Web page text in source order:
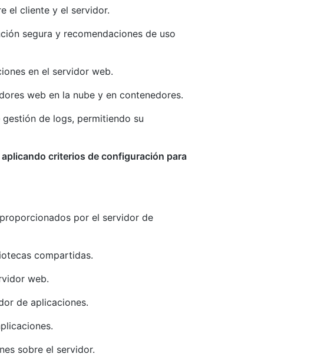
el cliente y el servidor.
segura y recomendaciones de uso
en el servidor web.
web en la nube y en contenedores.
de logs, permitiendo su
criterios de configuración para
por el servidor de
compartidas.
web.
de aplicaciones.
sobre el servidor.